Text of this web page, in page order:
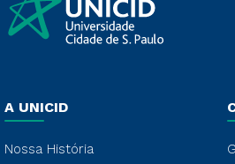
A UNICID
Nossa História